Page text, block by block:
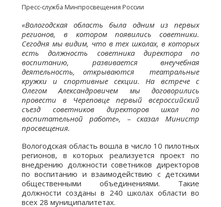
Пресс-служба Минпросвещения России
«Вологодская область была одним из первых
регионов, в котором появились советники.
Сегодня мы видим, что в тех школах, в которых
есть должность советника директора по
воспитанию, развивается внеучебная
деятельность, открываются
театральные
кружки и спортивные секции. На встрече с
Олегом Александровичем мы договорились
провести в Череповце первый всероссийский
съезд советников директоров школ по
воспитательной работе», – сказал Министр
просвещения.
Вологодская область вошла в число 10 пилотных
регионов, в которых реализуется проект по
внедрению должности советников директоров
по воспитанию и взаимодействию с детскими
общественными объединениями. Такие
должности созданы в 240 школах области во
всех 28 муниципалитетах.